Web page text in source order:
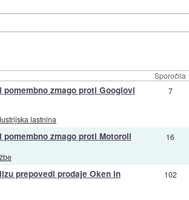
Sporočila
zmago proti Googlovi
lastnina
7
zmago proti Motoroli 16
prepovedi prodaje Oken in 102